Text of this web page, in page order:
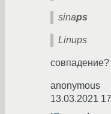
sinaps
Linups
совпадение?
anonymous
13.03.2021